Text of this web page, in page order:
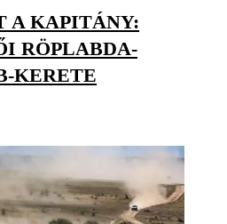
A KAPITÁNY:
RÖPLABDA-
KERETE